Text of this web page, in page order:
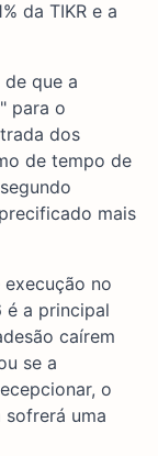
da TIKR e a
que a
para o
dos
de tempo de
mais
no
é a principal
caírem
se a
o
uma